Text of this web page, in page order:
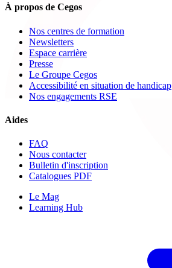
À propos de Cegos
Nos centres de formation
Newsletters
Espace carrière
Presse
Le Groupe Cegos
Accessibilité en situation de handicap
Nos engagements RSE
Aides
FAQ
Nous contacter
Bulletin d'inscription
Catalogues PDF
Le Mag
Learning Hub